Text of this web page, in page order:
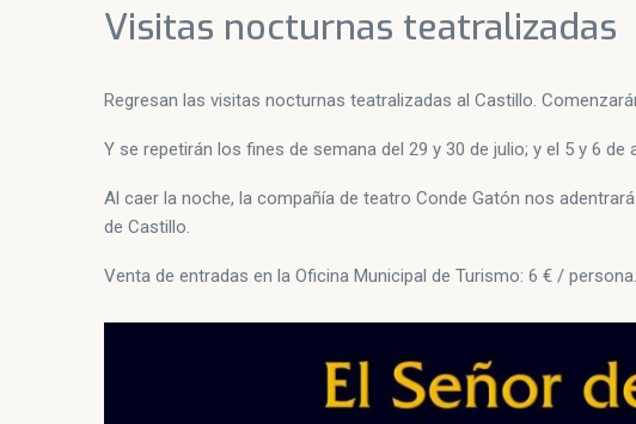
Visitas nocturnas teatralizadas
Regresan las visitas nocturnas teatralizadas al Castillo.
Y se repetirán los fines de semana del 29 y 30 de julio; y el 5 y 6
Al caer la noche, la compañía de teatro Conde Gatón nos
de Castillo.
Venta de entradas en la Oficina Municipal de Turismo: 6 € / persona.